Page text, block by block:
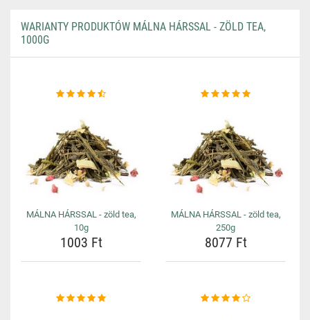
WARIANTY PRODUKTÓW MÁLNA HÁRSSAL - ZÖLD TEA,
1000G
MÁLNA HÁRSSAL - zöld tea,
10g
1003 Ft
MÁLNA HÁRSSAL - zöld tea,
250g
8077 Ft